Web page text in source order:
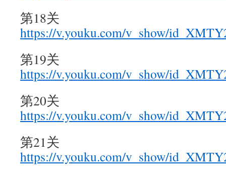
第18关
https://v.youku.com/v_show/
第19关
https://v.youku.com/v_show/
第20关
https://v.youku.com/v_show/
第21关
https://v.youku.com/v_show/